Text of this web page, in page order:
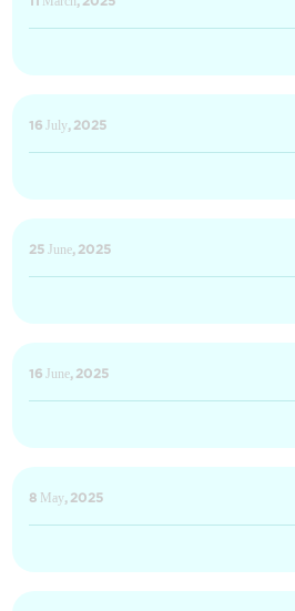
16 July, 2025
25 June, 2025
16 June, 2025
8 May, 2025